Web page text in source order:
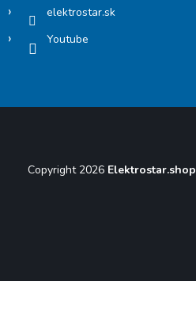
elektrostar.sk
Youtube
Copyright 2026 Elektrostar.shop